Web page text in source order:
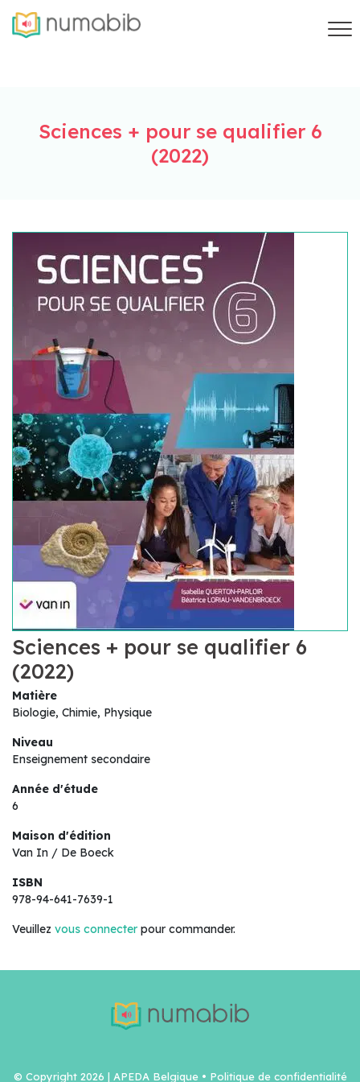
Sciences + pour se qualifier 6
(2022)
Sciences + pour se qualifier 6
(2022)
Matière
Biologie, Chimie, Physique
Niveau
Enseignement secondaire
Année d'étude
6
Maison d'édition
Van In / De Boeck
ISBN
978-94-641-7639-1
Veuillez vous connecter pour commander.
© Copyright 2026 | APEDA Belgique • Politique de confidentialité